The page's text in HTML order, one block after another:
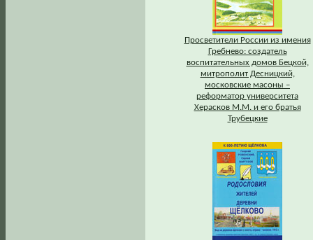
Просветители России из имения
Гребнево: создатель
воспитательных домов Бецкой,
митрополит Десницкий,
московские масоны –
реформатор университета
Херасков М.М. и его братья
Трубецкие